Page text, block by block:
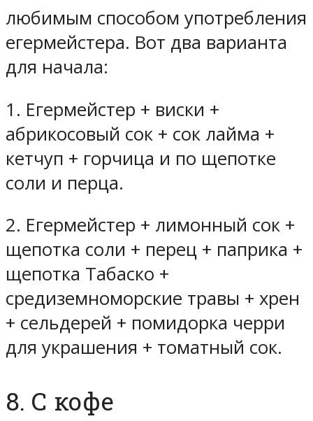
любимым способом употребления
егермейстера. Вот два варианта
для начала:
1. Егермейстер + виски +
абрикосовый сок + сок лайма +
кетчуп + горчица и по щепотке
соли и перца.
2. Егермейстер + лимонный сок +
щепотка соли + перец + паприка +
щепотка Табаско +
средиземноморские травы + хрен
+ сельдерей + помидорка черри
для украшения + томатный сок.
8. С кофе